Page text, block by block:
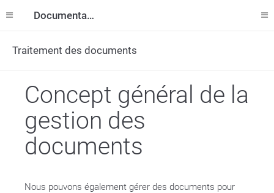
Documentation
Traitement des documents
Concept général de la
gestion des
documents
Nous pouvons également gérer des documents pour